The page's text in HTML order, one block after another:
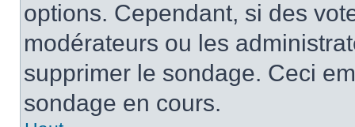
options. Cependant, si des
modérateurs ou les
supprimer le sondage. Ceci
sondage en cours.